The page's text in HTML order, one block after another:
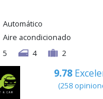
Automático
Aire acondicionado
5
4 2
9.78
(258